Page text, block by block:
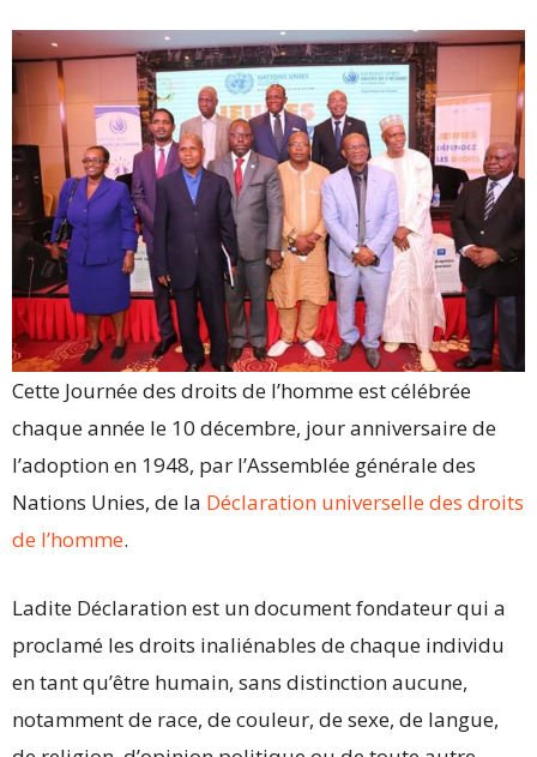
Cette Journée des droits de l’homme est célébrée
chaque année le 10 décembre, jour anniversaire de
l’adoption en 1948, par l’Assemblée générale des
Nations Unies, de la Déclaration universelle des droits
de l’homme.
Ladite Déclaration est un document fondateur qui a
proclamé les droits inaliénables de chaque individu
en tant qu’être humain, sans distinction aucune,
notamment de race, de couleur, de sexe, de langue,